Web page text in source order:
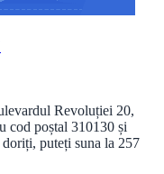
Revoluției 20,
cod poștal 310130 și
puteți suna la 257